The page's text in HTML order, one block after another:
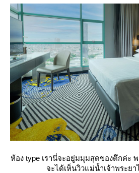
ห้อง type เรานี่จะอยู่มมุมสุดของตึกค่ะ
จะได้เห็นวิวแม่น้ำเจ้าพระยา